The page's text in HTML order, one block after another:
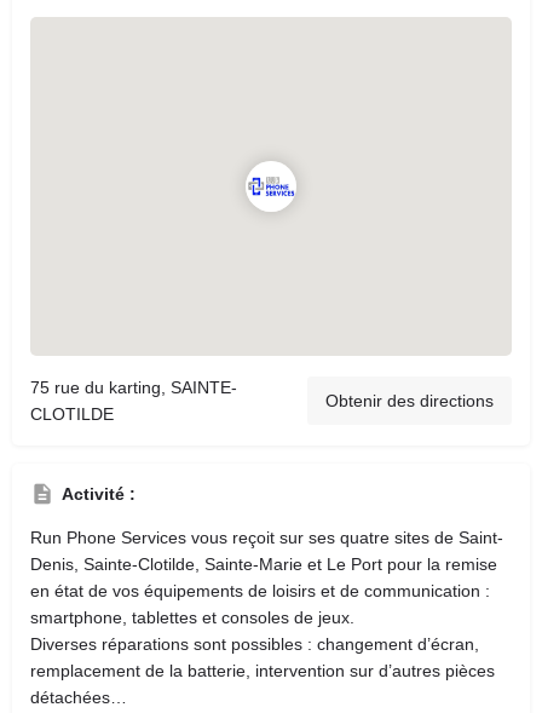
75 rue du karting, SAINTE-
CLOTILDE
Obtenir des directions
Activité :
Run Phone Services vous reçoit sur ses quatre sites de Saint-
Denis, Sainte-Clotilde, Sainte-Marie et Le Port pour la remise
en état de vos équipements de loisirs et de communication :
smartphone, tablettes et consoles de jeux.
Diverses réparations sont possibles : changement d’écran,
remplacement de la batterie, intervention sur d’autres pièces
détachées…